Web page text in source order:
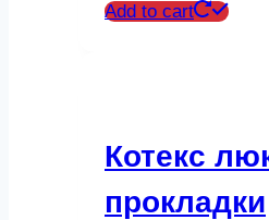
Add to cart
Котекс
прокладки